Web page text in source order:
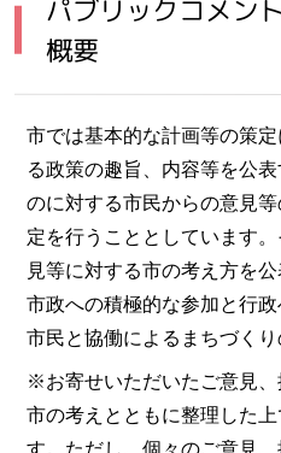
パブリックコメン
概要
市では基本的な計画等の策
る政策の趣旨、内容等を公
のに対する市民からの意見
定を行うこととしています
見等に対する市の考え方を
市政への積極的な参加と行政
市民と協働によるまちづくり
※お寄せいただいたご意見
市の考えとともに整理した
す。ただし、個々のご意見